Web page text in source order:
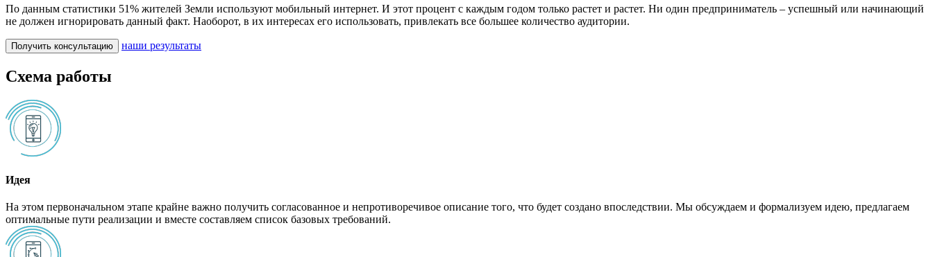
По данным статистики 51% жителей Земли используют мобильный интернет. И этот процент с каждым годом только растет и растет. Ни один предприниматель – успешный или начинающий
не должен игнорировать данный факт. Наоборот, в их интересах его использовать, привлекать все большее количество аудитории.
Получить консультацию наши результаты
Схема работы
Идея
На этом первоначальном этапе крайне важно получить согласованное и непротиворечивое описание того, что будет создано впоследствии. Мы обсуждаем и формализуем идею, предлагаем
оптимальные пути реализации и вместе составляем список базовых требований.